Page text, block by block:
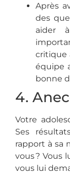
Après
des
aider
critique
équipe
bonne
4.
Votre
Ses
rapport à sa
vous ? Vous
vous lui